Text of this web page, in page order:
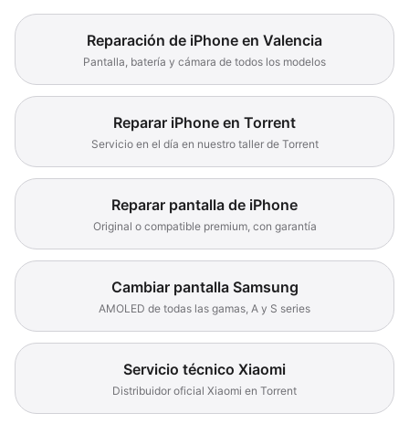
Reparación de iPhone en Valencia
Pantalla, batería y cámara de todos los modelos
Reparar iPhone en Torrent
Servicio en el día en nuestro taller de Torrent
Reparar pantalla de iPhone
Original o compatible premium, con garantía
Cambiar pantalla Samsung
AMOLED de todas las gamas, A y S series
Servicio técnico Xiaomi
Distribuidor oficial Xiaomi en Torrent